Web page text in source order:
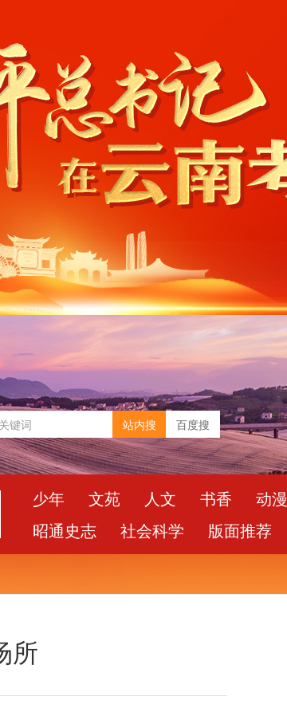
站内搜 百度搜
少年 文苑 人文 书香
动漫
昭通史志
社会科学 版面推荐
所